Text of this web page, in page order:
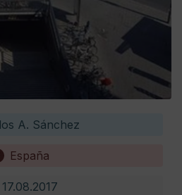
A. Sánchez
España
17.08.2017